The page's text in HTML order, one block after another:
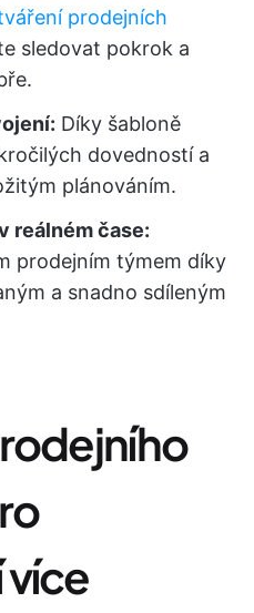
prodejních
sledovat pokrok a
Díky šabloně
dovedností a
plánováním.
reálném čase:
prodejním týmem díky
a snadno sdíleným